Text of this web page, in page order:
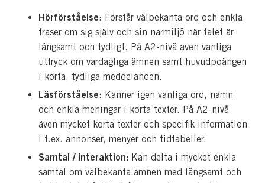
Hörförståelse: Förstår välbekanta ord och enkla
fraser om sig själv och sin närmiljö när talet är
långsamt och tydligt. På A2-nivå även vanliga
uttryck om vardagliga ämnen samt huvudpoängen
i korta, tydliga meddelanden.
Läsförståelse: Känner igen vanliga ord, namn
och enkla meningar i korta texter. På A2-nivå
även mycket korta texter och specifik information
i t.ex. annonser, menyer och tidtabeller.
Samtal / interaktion: Kan delta i mycket enkla
samtal om välbekanta ämnen med långsamt och